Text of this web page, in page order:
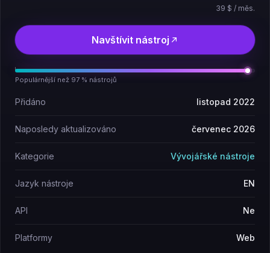
39 $ / měs.
Navštívit nástroj
Populárnější než 97 % nástrojů
Přidáno listopad 2022
Naposledy aktualizováno červenec 2026
Kategorie Vývojářské nástroje
Jazyk nástroje EN
API Ne
Platformy Web